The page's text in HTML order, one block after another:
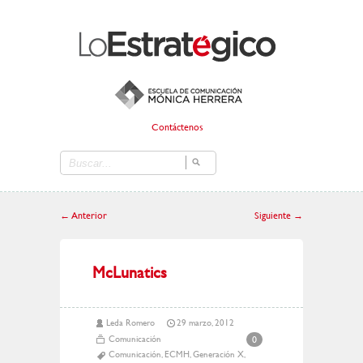
Contáctenos
← Anterior Siguiente →
McLunatics
Leda Romero
29 marzo, 2012
Comunicación
0
Comunicación, ECMH,Generación X,